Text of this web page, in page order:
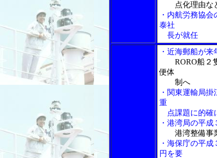
点化理由な
・内航労務協
泰社
長が就任
・近海郵船が
RORO船２
便体
制へ
・関東運輸局
重
点課題に的確
・港湾局の平
港湾整備事
・海保庁の平
円を要